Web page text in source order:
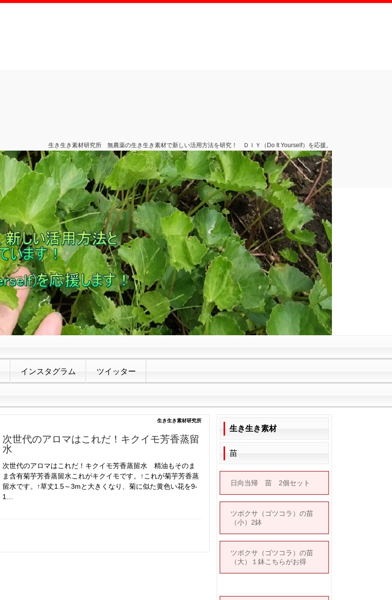
生き生き素材研究所 無農薬の生き生き素材で新しい活用方法を研究！ ＤＩＹ（Do It Yourself）を応援。
インスタグラム ツイッター
生き生き素材研究所
次世代のアロマはこれだ！キクイモ芳香蒸留
水
次世代のアロマはこれだ！キクイモ芳香蒸留水 精油もそのま
ま含有菊芋芳香蒸留水これがキクイモです。↑これが菊芋芳香蒸
留水です。↑草丈1.5～3mと大きくなり、菊に似た黄色い花を9-
1…
生き生き素材
苗
日向当帰 苗 2個セット
ツボクサ（ゴツコラ）の苗
（小）2鉢
ツボクサ（ゴツコラ）の苗
（大）１鉢こちらがお得